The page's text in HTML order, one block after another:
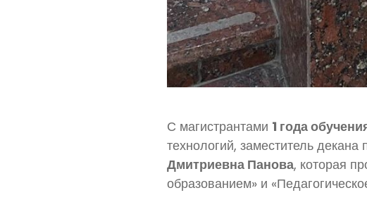
С магистрантами 1 года
технологий, заместитель
Дмитриевна Панова, которая
образованием» и